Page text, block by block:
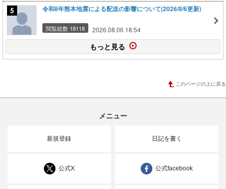
令和8年熊本地震による配送の影響について(2026/8/6更新)
閲覧総数 18118 2026.08.06 18:54
もっと見る
このページの上に戻る
メニュー
新規登録 日記を書く
公式X 公式facebook